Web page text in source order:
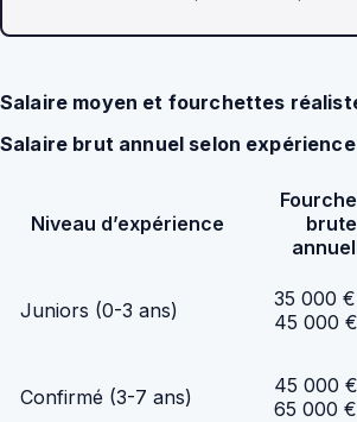
Salaire moyen et fourchettes
Salaire brut annuel selon expérience
Niveau d’expérience
brute
Juniors (0-3 ans)
35 000
45 000 €
Confirmé (3-7 ans)
45 000
65 000 €